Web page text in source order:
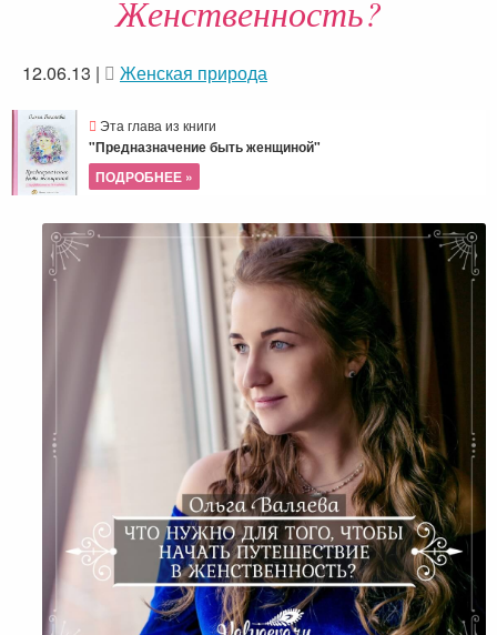
Женственность?
12.06.13 | Женская природа
Эта глава из книги
"Предназначение быть женщиной"
ПОДРОБНЕЕ »